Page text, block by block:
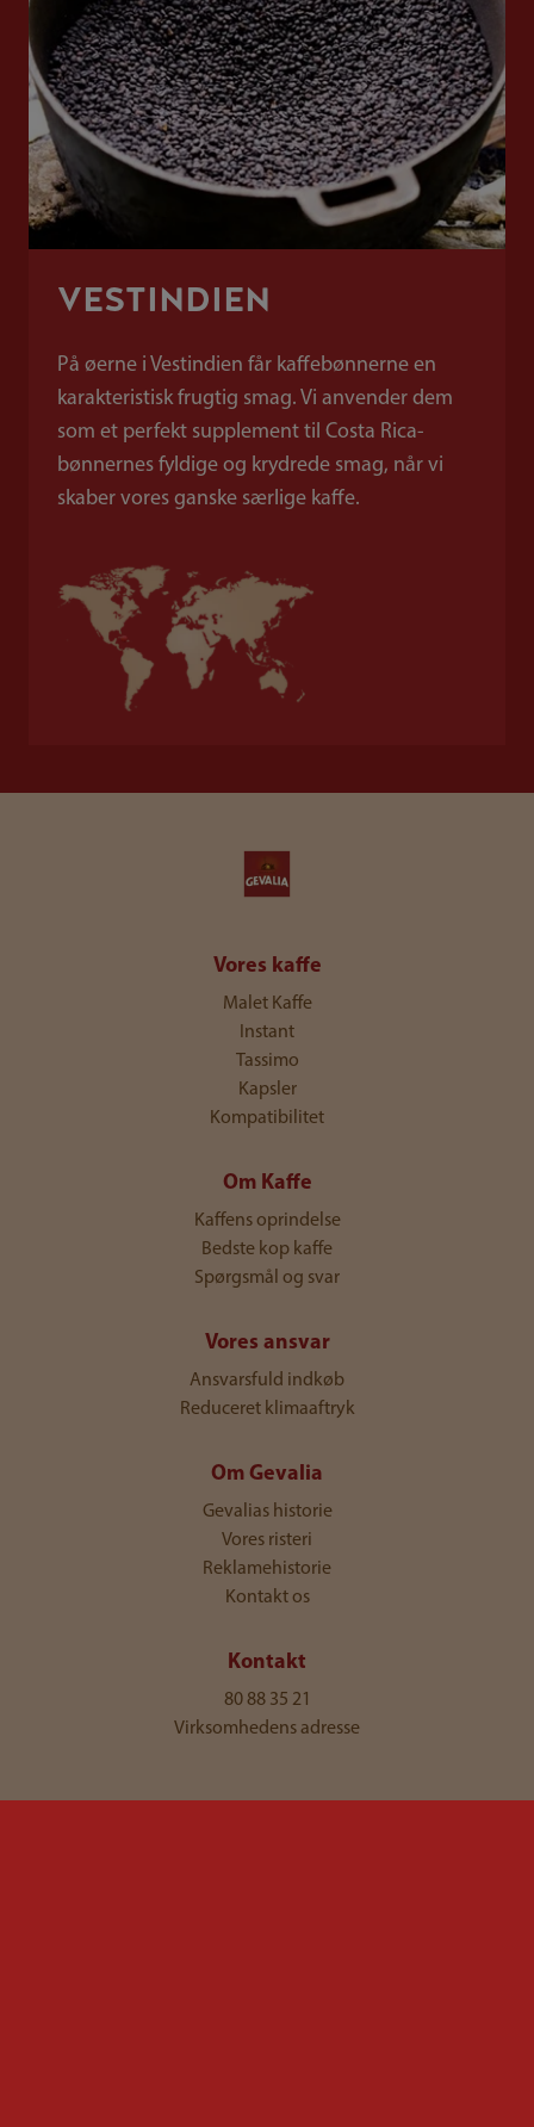
VESTINDIEN
På øerne i Vestindien får kaffebønnerne en
karakteristisk frugtig smag. Vi anvender dem
som et perfekt supplement til Costa Rica-
bønnernes fyldige og krydrede smag, når vi
skaber vores ganske særlige kaffe.
Vores kaffe
Malet Kaffe
Instant
Tassimo
Kapsler
Kompatibilitet
Om Kaffe
Kaffens oprindelse
Bedste kop kaffe
Spørgsmål og svar
Vores ansvar
Ansvarsfuld indkøb
Reduceret klimaaftryk
Om Gevalia
Gevalias historie
Vores risteri
Reklamehistorie
Kontakt os
Kontakt
80 88 35 21
Virksomhedens adresse